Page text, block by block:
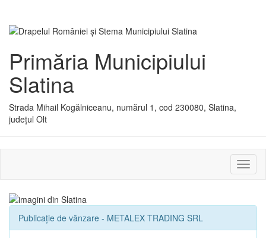
Primăria Municipiului
Slatina
Strada Mihail Kogălniceanu, numărul 1, cod 230080, Slatina,
județul Olt
sau
Publicație de vânzare - METALEX TRADING SRL